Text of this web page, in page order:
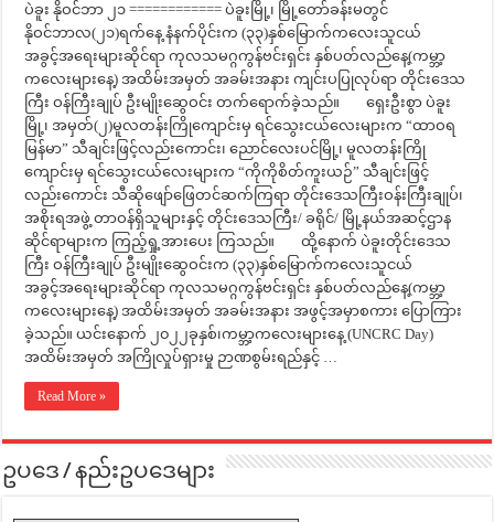
ပဲခူး နိုဝင်ဘာ ၂၁ ============ ပဲခူးမြို့၊ မြို့တော်ခန်းမတွင်
နိုဝင်ဘာလ(၂၁)ရက်နေ့ နံနက်ပိုင်းက (၃၃)နှစ်မြောက်ကလေးသူငယ်
အခွင့်အရေးများဆိုင်ရာ ကုလသမဂ္ဂကွန်ဗင်းရှင်း နှစ်ပတ်လည်နေ့(ကမ္ဘာ့
ကလေးများနေ့) အထိမ်းအမှတ် အခမ်းအနား ကျင်းပပြုလုပ်ရာ တိုင်းဒေသ
ကြီး ဝန်ကြီးချုပ် ဦးမျိုးဆွေဝင်း တက်ရောက်ခဲ့သည်။ ရှေးဦးစွာ ပဲခူး
မြို့၊ အမှတ်(၂)မူလတန်းကြိုကျောင်းမှ ရင်သွေးငယ်လေးများက “ထာဝရ
မြန်မာ” သီချင်းဖြင့်လည်းကောင်း၊ ညောင်လေးပင်မြို့၊ မူလတန်းကြို
ကျောင်းမှ ရင်သွေးငယ်လေးများက “ကိုကိုစိတ်ကူးယဉ်” သီချင်းဖြင့်
လည်းကောင်း သီဆိုဖျော်ဖြေတင်ဆက်ကြရာ တိုင်းဒေသကြီးဝန်းကြီးချုပ်၊
အစိုးရအဖွဲ့ တာဝန်ရှိသူများနှင့် တိုင်းဒေသကြီး/ ခရိုင်/ မြို့နယ်အဆင့်ဌာန
ဆိုင်ရာများက ကြည့်ရှု့အားပေး ကြသည်။ ထို့နောက် ပဲခူးတိုင်းဒေသ
ကြီး ဝန်ကြီးချုပ် ဦးမျိုးဆွေဝင်းက (၃၃)နှစ်မြောက်ကလေးသူငယ်
အခွင့်အရေးများဆိုင်ရာ ကုလသမဂ္ဂကွန်ဗင်းရှင်း နှစ်ပတ်လည်နေ့(ကမ္ဘာ့
ကလေးများနေ့) အထိမ်းအမှတ် အခမ်းအနား အဖွင့်အမှာစကား ပြောကြား
ခဲ့သည်။ ယင်းနောက် ၂၀၂၂ခုနှစ်၊ကမ္ဘာ့ကလေးများနေ့ (UNCRC Day)
အထိမ်းအမှတ် အကြိုလှုပ်ရှားမှု ဉာဏစွမ်းရည်နှင့် …
Read More »
ဥပဒေ / နည်းဥပဒေများ